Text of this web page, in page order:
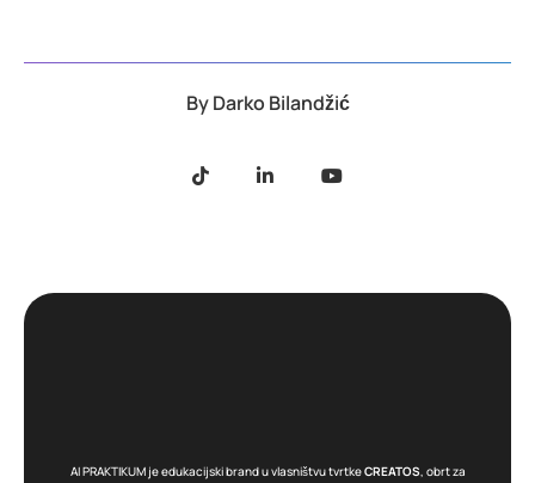
ByDarko Bilandžić
AI PRAKTIKUM je edukacijski brand u vlasništvu tvrtkeCREATOS , obrt za